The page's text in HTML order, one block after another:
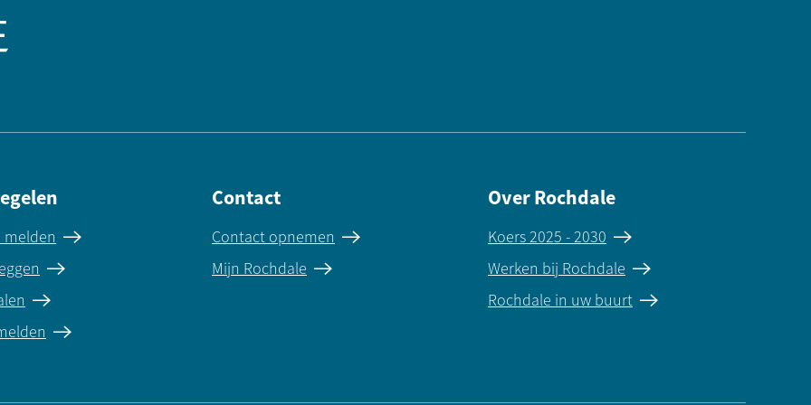
melden
Contact
Contact opnemen
Mijn Rochdale
Over Rochdale
Koers 2025 - 2030
Werken bij Rochdale
Rochdale in uw buurt